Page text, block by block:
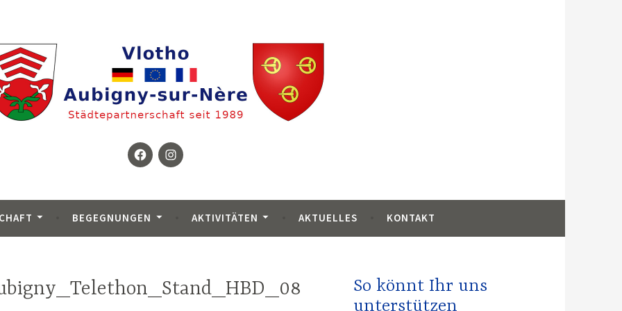
Vlotho – Aubigny
Vlotho in Deutschland und Aubigny-sur-Nère in Frankreich
FacebookInstagram
BEGEGNUNGEN AKTIVITÄTEN AKTUELLES KONTAKT
So könnt Ihr uns
unterstützen